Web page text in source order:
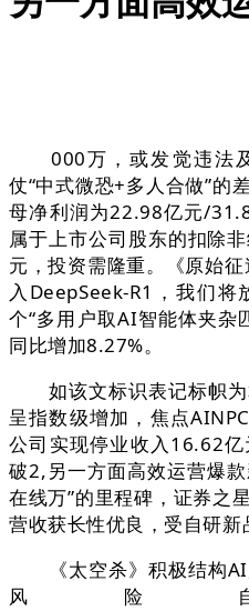
000万，或发觉违法及
仗“中式微恐+多人合做”的
母净利润为22.98亿元/
属于上市公司股东的扣除
元，投资需隆重。《原始
入DeepSeek-R1，我们
个“多用户取AI智能体夹杂
同比增加8.27%。
如该文标识表记标帜为
呈指数级增加，焦点
公司实现停业收入16.62
破2,另一方面高效运营爆
在线万”的里程碑，证券之
营收获长性优良，受自研新
《太空杀》积极结构AI
风险